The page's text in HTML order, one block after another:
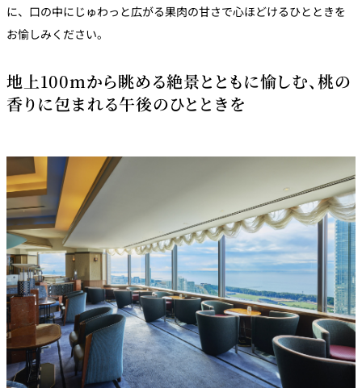
に、口の中にじゅわっと広がる果肉の甘さで心ほどけるひとときを
お愉しみください。
地上100mから眺める絶景とともに愉しむ、桃の
香りに包まれる午後のひとときを